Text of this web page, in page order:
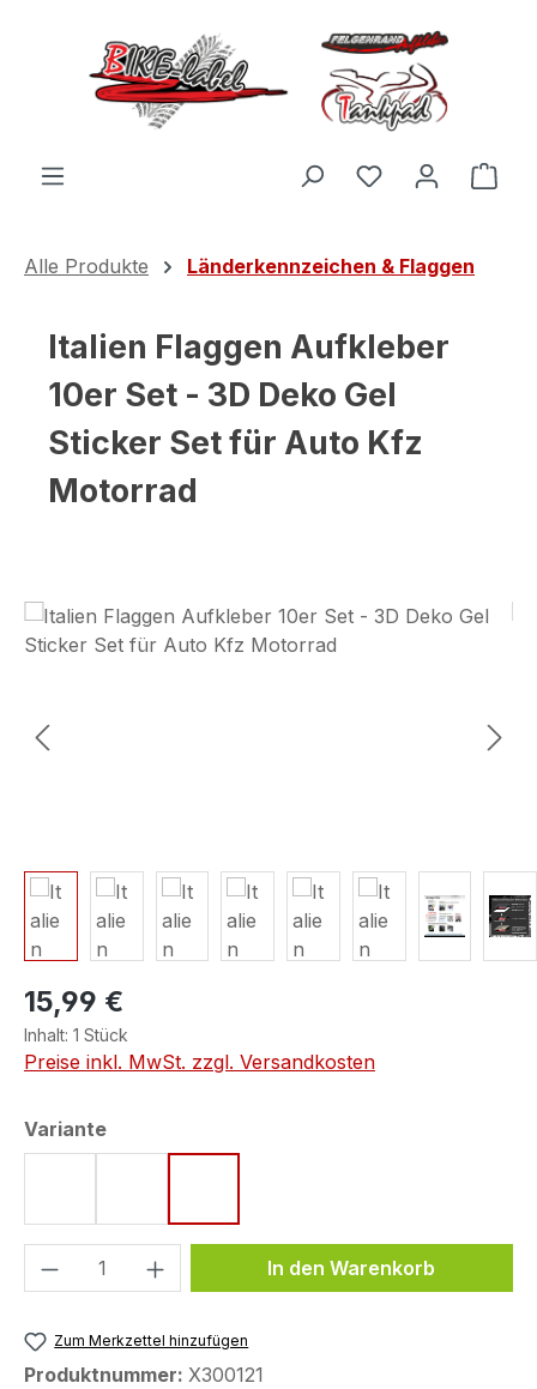
Zum Hauptinhalt springen
Du hast 0
Alle Produkte Länderkennzeichen & Flaggen
Italien Flaggen Aufkleber
10er Set - 3D Deko Gel
Sticker Set für Auto Kfz
Motorrad
Bildergalerie überspringen
15,99 €
Inhalt: 1 Stück
Preise inkl. MwSt. zzgl. Versandkosten
Varianteauswählen
Produkt Anzahl: Gib denIn den Warenkorb
Zum Merkzettel hinzufügen
Produktnummer: X300121